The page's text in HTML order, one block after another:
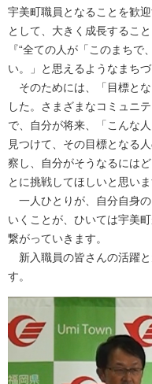
宇美町職員となることを歓
として、大きく成長するこ
『“全ての人が「このまち
い。」と思えるようなまち
そのためには、「目標と
した。さまざまなコミュニ
で、自分が将来、「こんな
見つけて、その目標となる
察し、自分がそうなるには
とに挑戦してほしいと思いま
一人ひとりが、自分自身
いくことが、ひいては宇美
繋がっていきます。
新入職員の皆さんの活躍
す。